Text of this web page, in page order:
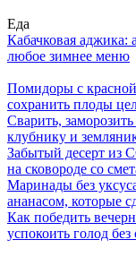
Еда
Кабачковая аджика:
любое зимнее меню
Помидоры с
сохранить плоды
Сварить,
клубнику и
Забытый десерт из
на сковороде со
Маринады без
ананасом, которые
Как победить
успокоить голод без